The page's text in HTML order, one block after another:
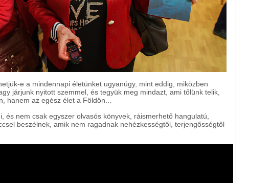
e a mindennapi életünket ugyanúgy, mint eddig, miközben
járjunk nyitott szemmel, és tegyük meg mindazt, ami tőlünk telik,
hanem az egész élet a Földön...
és nem csak egyszer olvasós könyvek, ráismerhető hangulatú,
beszélnek, amik nem ragadnak nehézkességtől, terjengősségtől